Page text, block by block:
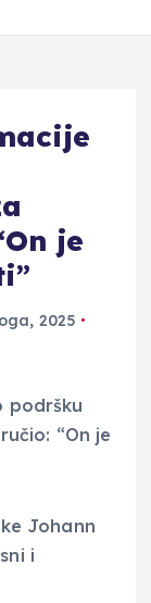
je
2025
Johann
i